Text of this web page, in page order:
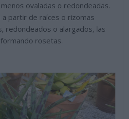
ovaladas o redondeadas.
a partir de raíces o rizomas
redondeados o alargados, las
rosetas.